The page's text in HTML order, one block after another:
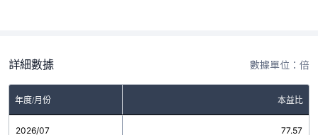
詳細數據 數據單位：倍
年度/月份 本益比
2026/07 77.57